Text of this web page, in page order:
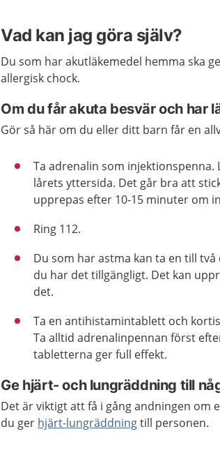
Vad kan jag göra själv?
Du som har akutläkemedel hemma ska
allergisk chock.
Om du får akuta besvär och har
Gör så här om du eller ditt barn får en
Ta adrenalin som
lårets yttersida. Det går bra att
upprepas efter 10-15 minuter om
Ring 112.
Du som har astma kan ta en till
du har det tillgängligt. Det kan
det.
Ta en antihistamintablett och
Ta alltid adrenalinpennan först
tabletterna ger full effekt.
Ge hjärt- och lungräddning till
Det är viktigt att få i gång andningen om
du ger hjärt-lungräddningtill personen.